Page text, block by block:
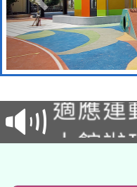
本校
招甄選
招)
適應運
本館